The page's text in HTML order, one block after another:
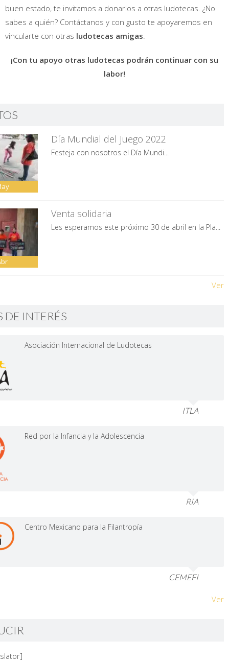
buen estado, te invitamos a donarlos a otras ludotecas. ¿No
sabes a quién? Contáctanos y con gusto te apoyaremos en
vincularte con otras ludotecas amigas
¡Con tu apoyo otras ludotecas podrán continuar con su
labor!
Día Mundial del Juego 2022
Festeja con nosotros el Día Mundi...
Venta solidaria
Les esperamos este próximo 30 de abril en la Pla...
Ver
DE INTERÉS
Asociación Internacional de Ludotecas
ITLA
Red por la Infancia y la Adolescencia
RIA
Centro Mexicano para la Filantropía
CEMEFI
Ver